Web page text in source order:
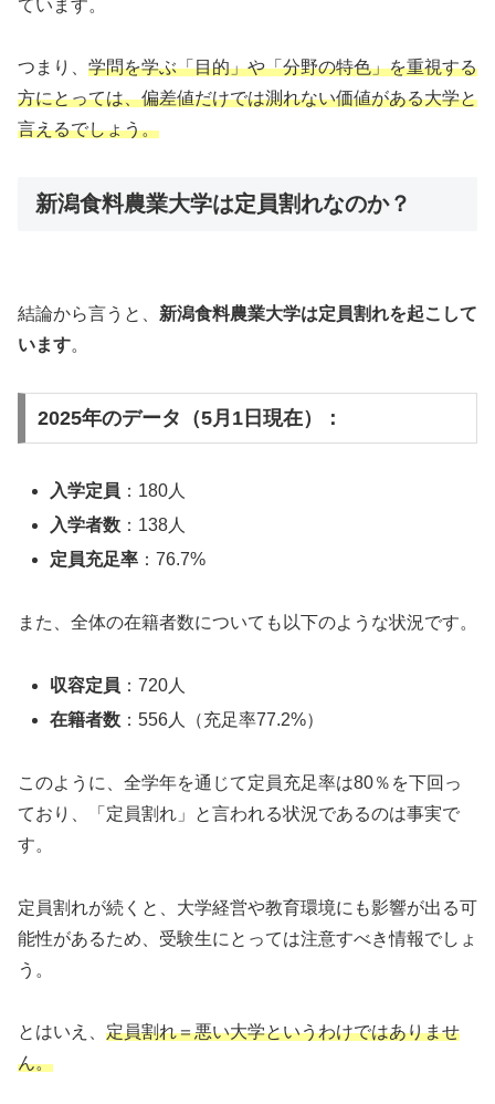
ています。
つまり、 学問を学ぶ「目的」や「分野の特色」を重視する
方にとっては、偏差値だけでは測れない価値がある大学と
言えるでしょう。
新潟食料農業大学は定員割れなのか？
結論から言うと、 新潟食料農業大学は定員割れを起こして
います。
2025年のデータ（5月1日現在）：
入学定員 ：180人
入学者数 ：138人
定員充足率 ：76.7%
また、全体の在籍者数についても以下のような状況です。
収容定員 ：720人
在籍者数 ：556人（充足率77.2%）
このように、全学年を通じて定員充足率は80％を下回っ
ており、「定員割れ」と言われる状況であるのは事実で
す。
定員割れが続くと、大学経営や教育環境にも影響が出る可
能性があるため、受験生にとっては注意すべき情報でしょ
う。
とはいえ、 定員割れ＝悪い大学というわけではありませ
ん。